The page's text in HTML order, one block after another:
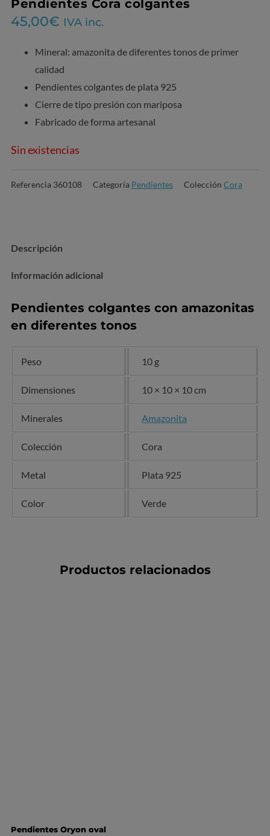
Pendientes Cora colgantes
45,00€ IVA inc.
Mineral: amazonita de diferentes tonos de primer
calidad
Pendientes colgantes de plata 925
Cierre de tipo presión con mariposa
Fabricado de forma artesanal
Sin existencias
Referencia 360108 Categoría Pendientes Colección Cora
Descripción
Información adicional
Pendientes colgantes con amazonitas
en diferentes tonos
Peso 10 g
Dimensiones 10 × 10 × 10 cm
Minerales Amazonita
Colección Cora
Metal Plata 925
Color Verde
Productos relacionados
Pendientes Oryon oval